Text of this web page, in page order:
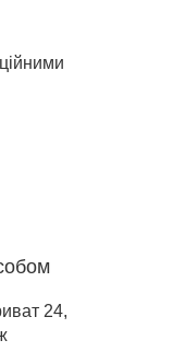
24,